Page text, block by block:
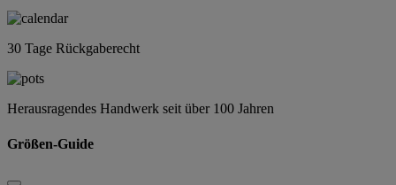
30 Tage Rückgaberecht
Herausragendes Handwerk seit über 100 Jahren
Größen-Guide